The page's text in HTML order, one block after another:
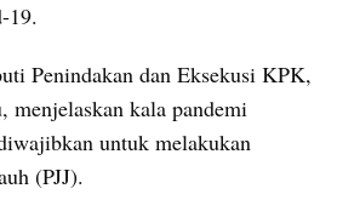
19.
Penindakan dan Eksekusi KPK,
menjelaskan kala pandemi
untuk melakukan
(PJJ).